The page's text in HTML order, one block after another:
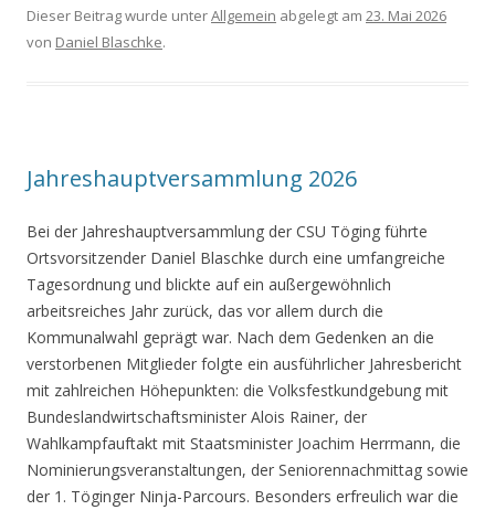
Dieser Beitrag wurde unterAllgemein abgelegt am 23. Mai 2026
von Daniel Blaschke.
Jahreshauptversammlung 2026
Bei der Jahreshauptversammlung der CSU Töging führte
Ortsvorsitzender Daniel Blaschke durch eine umfangreiche
Tagesordnung und blickte auf ein außergewöhnlich
arbeitsreiches Jahr zurück, das vor allem durch die
Kommunalwahl geprägt war. Nach dem Gedenken an die
verstorbenen Mitglieder folgte ein ausführlicher Jahresbericht
mit zahlreichen Höhepunkten: die Volksfestkundgebung mit
Bundeslandwirtschaftsminister Alois Rainer, der
Wahlkampfauftakt mit Staatsminister Joachim Herrmann, die
Nominierungsveranstaltungen, der Seniorennachmittag sowie
der 1. Töginger Ninja-Parcours. Besonders erfreulich war die